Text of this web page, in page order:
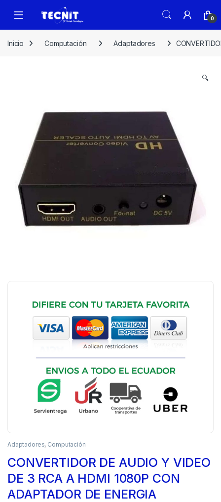
0
Inicio Computación Adaptadores
🔍
Adaptadores, Computación
CONVERTIDOR DE AUDIO Y VIDEO
DE 3 RCA A HDMI 1080P CON
ADAPTADOR DE ENERGIA